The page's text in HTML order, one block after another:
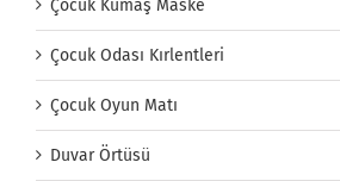
Çocuk Kumaş Maske
Çocuk Odası Kırlentleri
Çocuk Oyun Matı
Duvar Örtüsü